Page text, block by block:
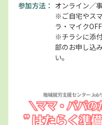
参加方法： オンライン／
※ご自宅やス
ラ・マイク
※チラシに添
部のお申し込
い。